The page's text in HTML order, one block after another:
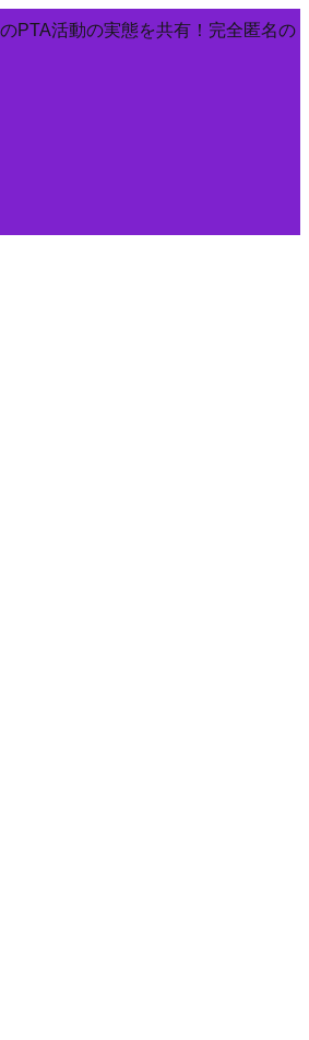
PTA活動の実態を共有！完全匿名の